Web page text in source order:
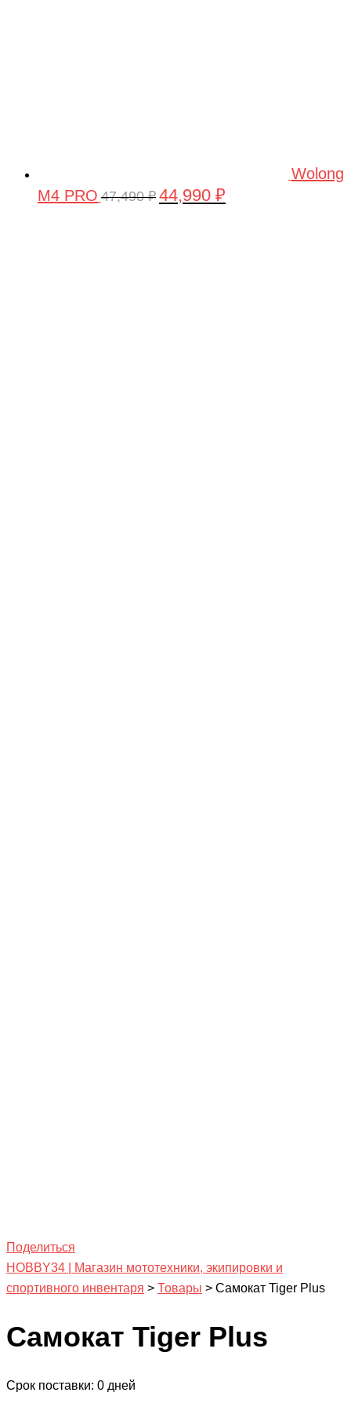
Wolong
M4 PRO 47,490₽ Первоначальная
44,990 ₽
Поделиться
HOBBY34 | Магазин мототехники, экипировки и
спортивного инвентаря > Товары > Самокат Tiger Plus
Самокат Tiger Plus
Срок поставки: 0 дней